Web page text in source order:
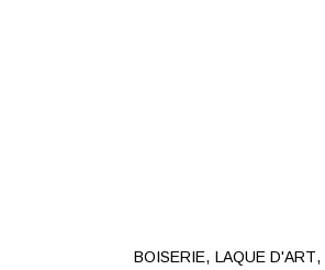
BOISERIE LAQUE D'ART